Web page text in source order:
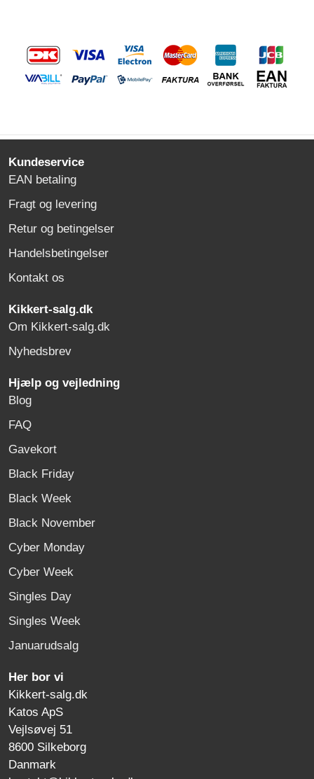
Kundeservice
EAN betaling
Fragt og levering
Retur og betingelser
Handelsbetingelser
Kontakt os
Kikkert-salg.dk
Om Kikkert-salg.dk
Nyhedsbrev
Hjælp og vejledning
Blog
FAQ
Gavekort
Black Friday
Black Week
Black November
Cyber Monday
Cyber Week
Singles Day
Singles Week
Januarudsalg
Her bor vi
Kikkert-salg.dk
Katos ApS
Vejlsøvej 51
8600 Silkeborg
Danmark